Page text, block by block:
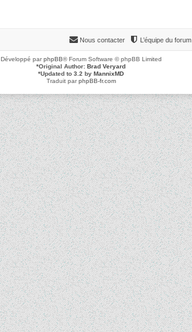
L’équipe du forum
Nous contacter
Développé parphpBB® Forum Software © phpBB Limited
*Original Author: Brad Veryard
*Updated to 3.2 by MannixMD
Traduit parphpBB-fr.com